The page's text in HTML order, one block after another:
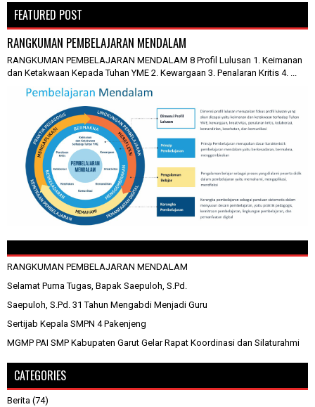
FEATURED POST
RANGKUMAN PEMBELAJARAN MENDALAM
RANGKUMAN PEMBELAJARAN MENDALAM 8 Profil Lulusan 1. Keimanan
dan Ketakwaan Kepada Tuhan YME 2. Kewargaan 3. Penalaran Kritis 4. ...
RANGKUMAN PEMBELAJARAN MENDALAM
Selamat Purna Tugas, Bapak Saepuloh, S.Pd.
Saepuloh, S.Pd. 31 Tahun Mengabdi Menjadi Guru
Sertijab Kepala SMPN 4 Pakenjeng
MGMP PAI SMP Kabupaten Garut Gelar Rapat Koordinasi dan Silaturahmi
CATEGORIES
Berita (74)